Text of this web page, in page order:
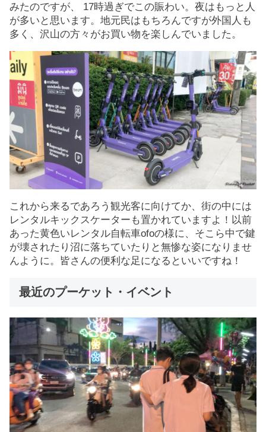
みたのですが、 17時過ぎでこの賑わい。夜はもっと人
が多いと思います。地元民はもちろんですが外国人も
多く、沢山の方々がお買い物を楽しんでいました。
これから来るであろう観光客に向けてか、街の中には
レンタルキックスケーターも置かれていますよ！以前
あった黄色いレンタル自転車ofoの様に、そこら中で鍵
が壊されたり沼に落ちていたりと無惨な姿になりませ
んように。皆さんの便利な足になるといいですね！
最近のプーケット・イベント